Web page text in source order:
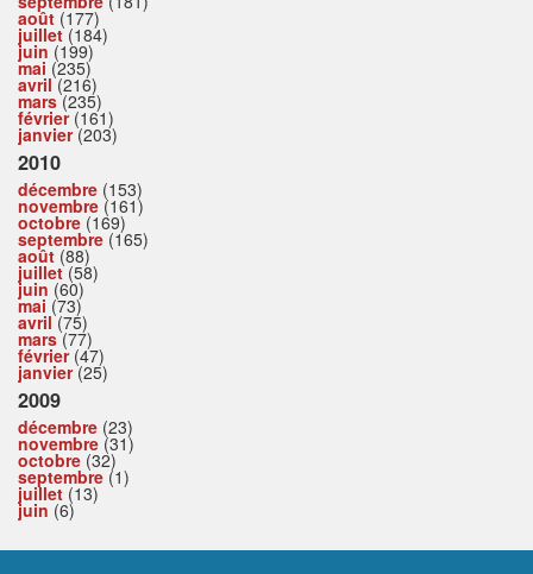
août (177)
juillet(184)
juin (199)
mai (235)
avril(216)
mars(235)
février(161)
janvier(203)
2010
décembre (153)
novembre (161)
octobre (169)
septembre (165)
août (88)
juillet(58)
juin (60)
mai (73)
avril(75)
mars(77)
février(47)
janvier(25)
2009
décembre (23)
novembre (31)
octobre (32)
septembre (1)
juillet (13)
juin (6)